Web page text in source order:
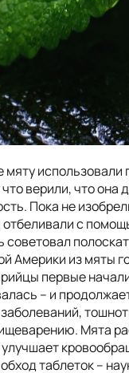
мяту
верили, что
Пока не
с
советовал
Америки из мяты
первые
– и
Мята
таблеток –